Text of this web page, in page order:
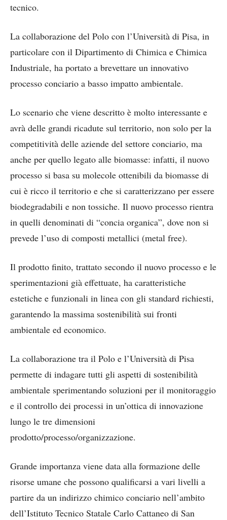
tecnico.
La collaborazione del Polo con l’Università di Pisa, in
particolare con il Dipartimento di Chimica e Chimica
Industriale, ha portato a brevettare un innovativo
processo conciario a basso impatto ambientale.
Lo scenario che viene descritto è molto interessante e
avrà delle grandi ricadute sul territorio, non solo per la
competitività delle aziende del settore conciario, ma
anche per quello legato alle biomasse: infatti, il nuovo
processo si basa su molecole ottenibili da biomasse di
cui è ricco il territorio e che si caratterizzano per essere
biodegradabili e non tossiche. Il nuovo processo rientra
in quelli denominati di “concia organica”, dove non si
prevede l’uso di composti metallici (metal free).
Il prodotto finito, trattato secondo il nuovo processo e le
sperimentazioni già effettuate, ha caratteristiche
estetiche e funzionali in linea con gli standard richiesti,
garantendo la massima sostenibilità sui fronti
ambientale ed economico.
La collaborazione tra il Polo e l’Università di Pisa
permette di indagare tutti gli aspetti di sostenibilità
ambientale sperimentando soluzioni per il monitoraggio
e il controllo dei processi in un’ottica di innovazione
lungo le tre dimensioni
prodotto/processo/organizzazione.
Grande importanza viene data alla formazione delle
risorse umane che possono qualificarsi a vari livelli a
partire da un indirizzo chimico conciario nell’ambito
dell’Istituto Tecnico Statale Carlo Cattaneo di San